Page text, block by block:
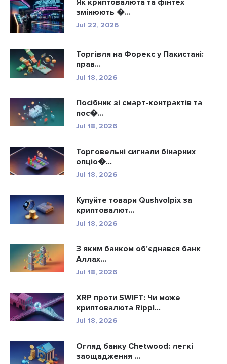
Як криптовалюта та фінтех
змінюють �...
Jul 22, 2026
Торгівля на Форекс у Пакистані:
прав...
Jul 18, 2026
Посібник зі смарт-контрактів та
пос�...
Jul 18, 2026
Торговельні сигнали бінарних
опціо�...
Jul 18, 2026
Купуйте товари Qushvolpix за
криптовалют...
Jul 18, 2026
З яким банком об’єднався банк
Аллах...
Jul 18, 2026
XRP проти SWIFT: Чи може
криптовалюта Rippl...
Jul 18, 2026
Огляд банку Chetwood: легкі
заощадження ...